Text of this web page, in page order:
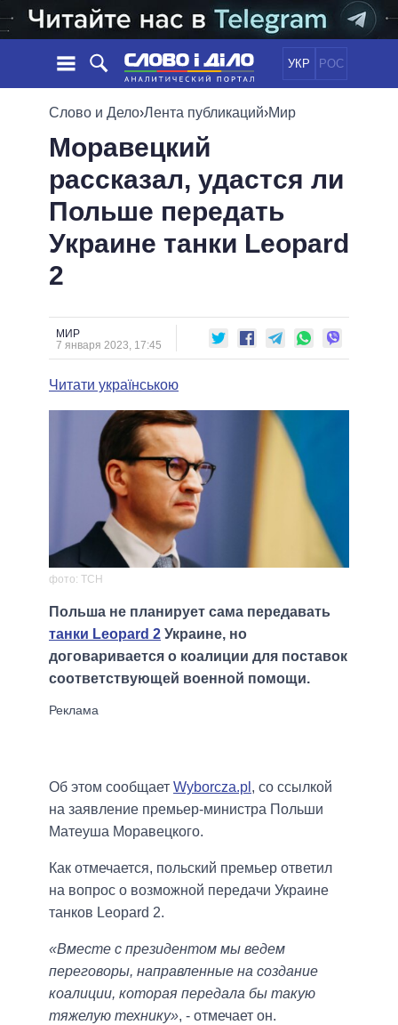
УКР РОС
НОВОСТИ
ЛЕНТА
СОБЫТИЯ
СТАТЬИ
ОБЗОРЫ
ЭКОНОМИКА
ОБЩЕСТВО
МИР
ОБЕЩАНИЯ
ПОЛИТИКИ
ПРЕЗИДЕНТ И ОФИС
ГЛАВЫ ОБЛАДМИНИСТРАЦИЙ
МЭРЫ
ВСЕ ПЕРСОНЫ
ИНФОГРАФИКА
СРАВНЕНИЕ ПОЛИТИКОВ
Слово и Дело›Лента публикаций›Мир
Моравецкий
рассказал, удастся ли
Польше передать
Украине танки Leopard
2
МИР
7 января 2023, 17:45
Читати українською
фото: ТСН
Польша не планирует сама передавать
танки Leopard 2 Украине, но
договаривается о коалиции для поставок
соответствующей военной помощи.
Об этом сообщает Wyborcza.pl , со ссылкой
на заявление премьер-министра Польши
Матеуша Моравецкого.
Как отмечается, польский премьер ответил
на вопрос о возможной передачи Украине
танков Leopard 2.
«Вместе с президентом мы ведем
переговоры, направленные на создание
коалиции, которая передала бы такую
тяжелую технику», - отмечает он.